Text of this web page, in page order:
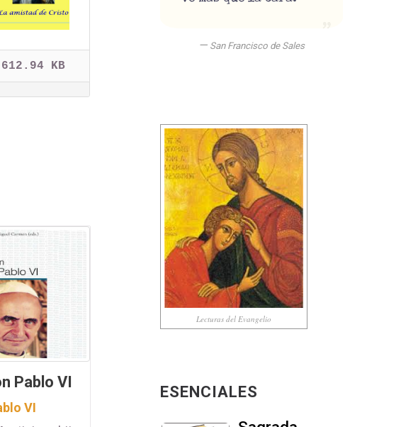
612.94 KB
Pablo VI
VI
— San Francisco de Sales
Lecturas del Evangelio
ESENCIALES